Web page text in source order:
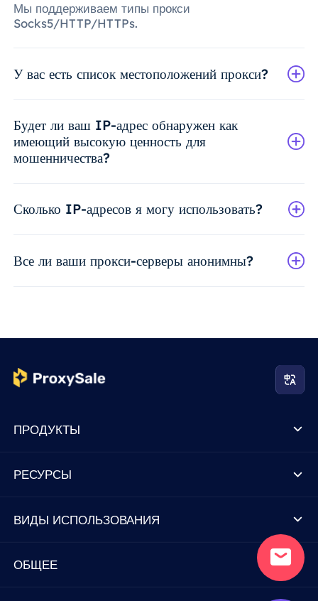
Мы поддерживаем типы прокси
Socks5/HTTP/HTTPs.
У вас есть список местоположений прокси?
Будет ли ваш IP-адрес обнаружен как
имеющий высокую ценность для
мошенничества?
Сколько IP-адресов я могу использовать?
Все ли ваши прокси-серверы анонимны?
ПРОДУКТЫ
РЕСУРСЫ
ВИДЫ ИСПОЛЬЗОВАНИЯ
ОБЩЕЕ